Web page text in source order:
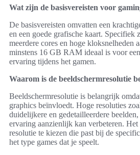
Wat zijn de basisvereisten voor
De basisvereisten omvatten een
en een goede grafische kaart. Specifiek
meerdere cores en hoge kloksnelheden
minstens 16 GB RAM ideaal is voor
ervaring tijdens het gamen.
Waarom is de beeldschermresolutie
Beeldschermresolutie is belangrijk
graphics beïnvloedt. Hoge resoluties
duidelijkere en gedetailleerdere
ervaring aanzienlijk kan verbeteren. Het
resolutie te kiezen die past bij de
het type games dat je speelt.